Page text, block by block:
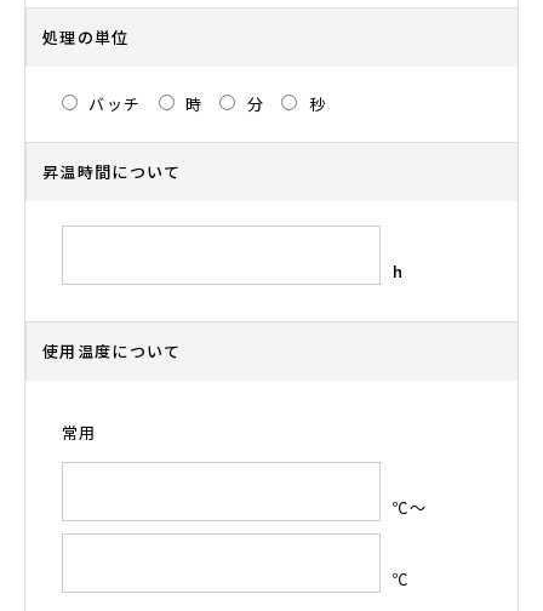
処理の単位
バッチ 時 分 秒
昇温時間について
h
使用温度について
常用
℃～
℃